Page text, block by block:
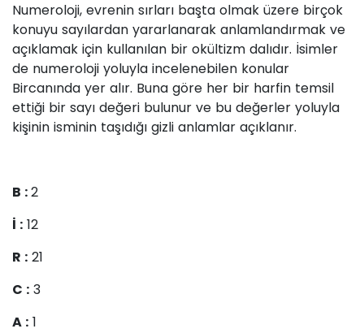
Numeroloji, evrenin sırları başta olmak üzere birçok
konuyu sayılardan yararlanarak anlamlandırmak ve
açıklamak için kullanılan bir okültizm dalıdır. İsimler
de numeroloji yoluyla incelenebilen konular
Bircanında yer alır. Buna göre her bir harfin temsil
ettiği bir sayı değeri bulunur ve bu değerler yoluyla
kişinin isminin taşıdığı gizli anlamlar açıklanır.
B :2
İ : 12
R : 21
C : 3
A : 1